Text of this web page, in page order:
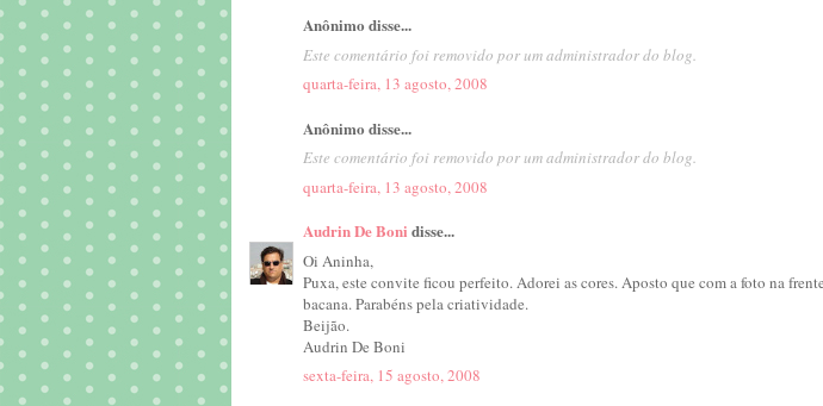
Anônimo disse...
Este comentário foi removido por um administrador do blog.
quarta-feira, 13 agosto, 2008
Anônimo disse...
Este comentário foi removido por um administrador do blog.
quarta-feira, 13 agosto, 2008
Audrin De Boni disse...
Oi Aninha,
Puxa, este convite ficou perfeito. Adorei as cores. Aposto que com a foto na
bacana. Parabéns pela criatividade.
Beijão.
Audrin De Boni
sexta-feira, 15 agosto, 2008